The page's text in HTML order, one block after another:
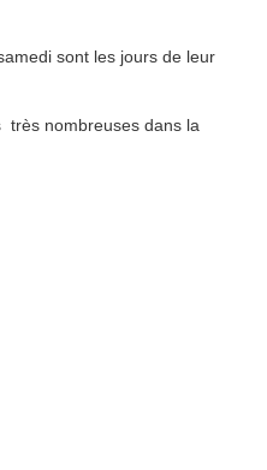
sont les jours de leur
très nombreuses dans la